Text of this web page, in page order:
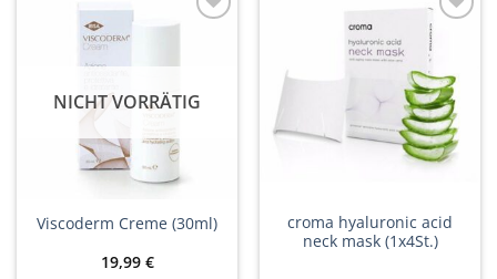
einfügen
NICHT VORRÄTIG
Viscoderm Creme (30ml)
19,99 €
In
Wunschliste
einfügen
croma hyaluronic acid
neck mask (1x4St.)